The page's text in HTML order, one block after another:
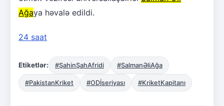
Ağaya həvalə edildi.
24 saat
Etiketlər: #ŞahinŞahAfridi #SalmanƏliAğa
#PakistanKriket #ODİseriyası #KriketKapitanı